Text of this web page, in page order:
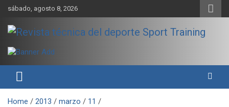
Skip
content
sábado, agosto 8, 2026
Revista técnica del deporte
Sport Training
rendimiento, nutrición y entrenamiento.
Home 2013 marzo
11